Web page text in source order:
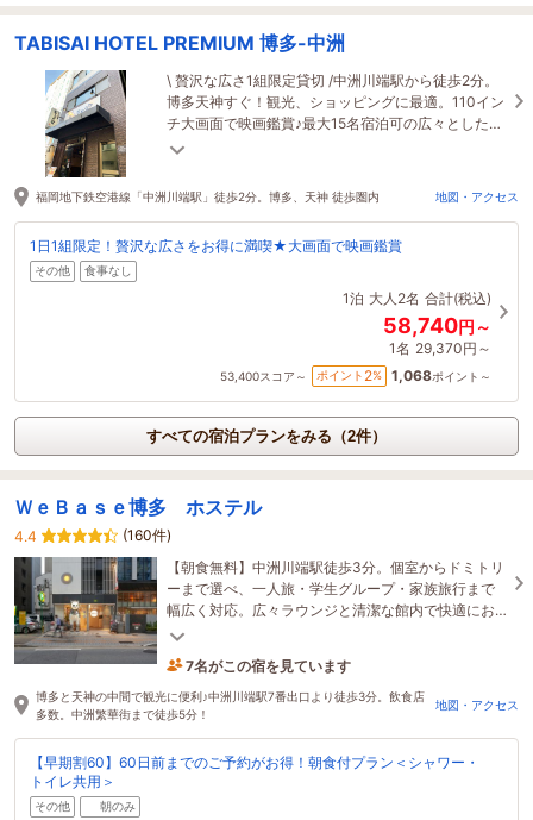
TABISAI HOTEL PREMIUM 博多-中洲
\ 贅沢な広さ1組限定貸切 /中洲川端駅から徒歩2分。
博多天神すぐ！観光、ショッピングに最適。110イン
チ大画面で映画鑑賞♪最大15名宿泊可の広々としたデ
ザイナーズホテル。
福岡地下鉄空港線「中洲川端駅」徒歩2分。博多、天神 徒歩圏内 地図・アクセス
1日1組限定！贅沢な広さをお得に満喫★大画面で映画鑑賞
その他 食事なし
1泊 大人2名 合計(税込)
58,740円～
1名 29,370円～
53,400スコア～ ポイント 2% 1,068ポイント～
すべての宿泊プランをみる（2件）
ＷｅＢａｓｅ博多 ホステル
4.4
(160件)
【朝食無料】中洲川端駅徒歩3分。個室からドミトリ
ーまで選べ、一人旅・学生グループ・家族旅行まで
幅広く対応。広々ラウンジと清潔な館内で快適にお
過ごしいただけます。連泊利用もおすすめです！
7名がこの宿を見ています
4時間前に予約されました
博多と天神の中間で観光に便利♪中洲川端駅7番出口より徒歩3分。飲食店
多数。中洲繁華街まで徒歩5分！
地図・アクセス
【早期割60】60日前までのご予約がお得！朝食付プラン＜シャワー・
トイレ共用＞
その他 朝のみ